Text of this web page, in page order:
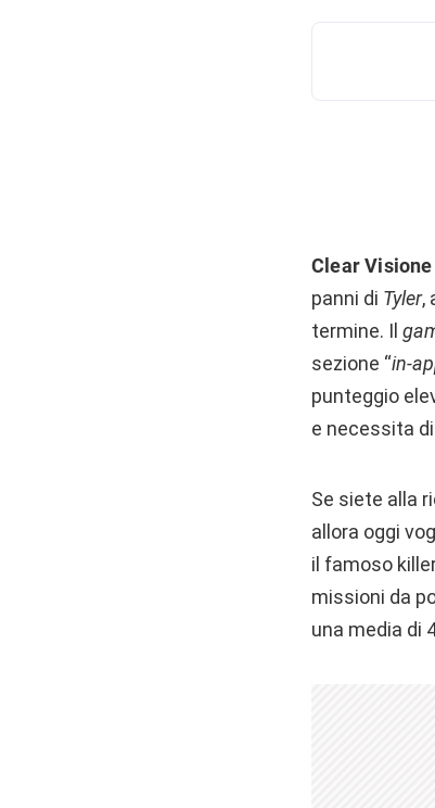
Clear
panni di Tyler,
termine. Il
sezione “in-
punteggio
e necessita
Se siete alla
allora oggi
il famoso
missioni da
una media di